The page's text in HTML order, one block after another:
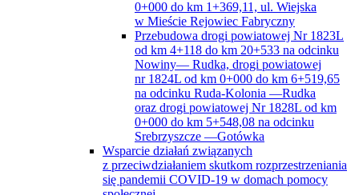
0+000 do km 1+369,11, ul. Wiejska
w Mieście Rejowiec Fabryczny
Przebudowa drogi powiatowej Nr 1823L
od km 4+118 do km 20+533 na odcinku
Nowiny— Rudka, drogi powiatowej
nr 1824L od km 0+000 do km 6+519,65
na odcinku Ruda-Kolonia —Rudka
oraz drogi powiatowej Nr 1828L od km
0+000 do km 5+548,08 na odcinku
Srebrzyszcze —Gotówka
Wsparcie działań związanych
z przeciwdziałaniem skutkom rozprzestrzeniania
się pandemii COVID-19 w domach pomocy